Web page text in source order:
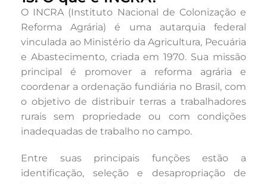
O INCRA (Instituto Nacional de Colonização e
Reforma Agrária) é uma autarquia federal
vinculada ao Ministério da Agricultura, Pecuária
e Abastecimento, criada em 1970. Sua missão
principal é promover a reforma agrária e
coordenar a ordenação fundiária no Brasil, com
o objetivo de distribuir terras a trabalhadores
rurais sem propriedade ou com condições
inadequadas de trabalho no campo.
Entre suas principais funções estão a
identificação, seleção e desapropriação de